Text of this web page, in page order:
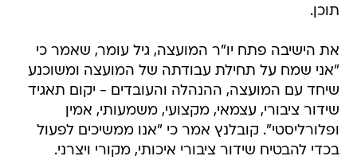
תוכן.
את הישיבה פתח יו"ר המועצה, גיל עומר, שאמר כי
"אני שמח על תחילת עבודתה של המועצה ומשוכנע
שיחד עם המועצה, ההנהלה והעובדים - יקום תאגיד
שידור ציבורי, עצמאי, מקצועי, משמעותי, אמין
ופלורליסטי". קובלנץ אמר כי "אנו ממשיכים לפעול
בכדי להבטיח שידור ציבורי איכותי, מקורי ויצרני.